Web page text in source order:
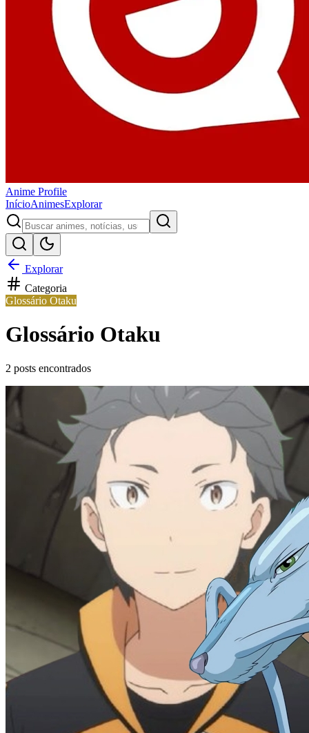
Anime Profile
InícioAnimesExplorar
Explorar
Categoria
Glossário Otaku
Glossário Otaku
2 posts encontrados